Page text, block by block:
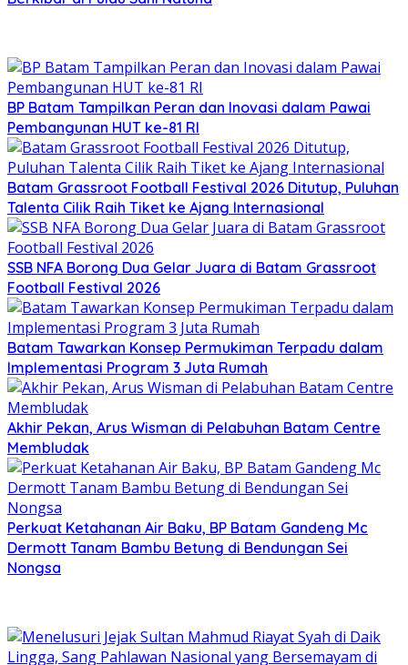
BP Batam Tampilkan Peran dan Inovasi dalam Pawai
Pembangunan HUT ke-81 RI
Batam Grassroot Football Festival 2026 Ditutup, Puluhan
Talenta Cilik Raih Tiket ke Ajang Internasional
SSB NFA Borong Dua Gelar Juara di Batam Grassroot
Football Festival 2026
Batam Tawarkan Konsep Permukiman Terpadu dalam
Implementasi Program 3 Juta Rumah
Akhir Pekan, Arus Wisman di Pelabuhan Batam Centre
Membludak
Perkuat Ketahanan Air Baku, BP Batam Gandeng Mc
Dermott Tanam Bambu Betung di Bendungan Sei
Nongsa